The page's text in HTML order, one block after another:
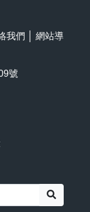
我們
網站導
號